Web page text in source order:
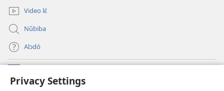
Privacy Settings
Video lɛ́
Nǔbiba
Alɔdó
(opens
new